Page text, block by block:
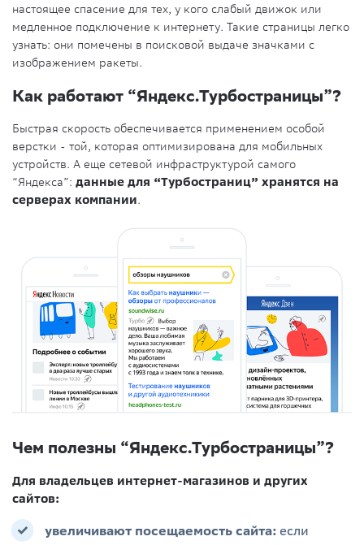
настоящее спасение для тех, у кого слабый движок или
медленное подключение к интернету. Такие страницы легко
узнать: они помечены в поисковой выдаче значками с
изображением ракеты.
Как работают “Яндекс.Турбостраницы”?
Быстрая скорость обеспечивается применением особой
верстки - той, которая оптимизирована для мобильных
устройств. А еще сетевой инфраструктурой самого
“Яндекса”: данные для “Турбостраниц” хранятся на
серверах компании.
Чем полезны “Яндекс.Турбостраницы”?
Для владельцев интернет-магазинов и других
сайтов:
увеличивают посещаемость сайта: если